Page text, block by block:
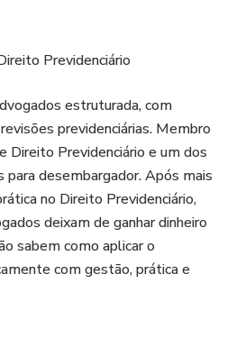
Previdenciário
estruturada, com
previdenciárias. Membro
Direito Previdenciário e um dos
desembargador. Após mais
no Direito Previdenciário,
deixam de ganhar dinheiro
sabem como aplicar o
com gestão, prática e